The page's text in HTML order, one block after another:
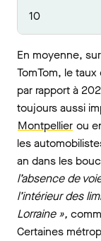
10
En moyenne,
TomTom, le
par rapport à
toujours aussi
Montpellier ou
les
an dans les
l’absence de
l’intérieur des
Lorraine »,
Certaines